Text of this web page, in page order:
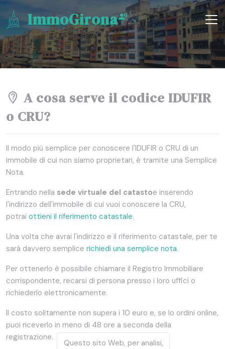
ImmoGirona
A cosa serve il codice IDUFIR
o CRU?
Il modo più semplice per conoscere l'IDUFIR o CRU di un
immobile di cui non siamo proprietari, è tramite una Semplice
Nota.
Entrando nella sede virtuale del catastoe inserendo
l'indirizzo dell'immobile di cui vuoi conoscere la CRU,
potrai ottieni il riferimento catastale.
Una volta che avrai l'indirizzo e il riferimento catastale, per te
sarà davvero semplice richiedi una semplice nota.
Per ottenerlo è possibile chiamare il Registro Immobiliare
corrispondente, recarsi di persona presso i loro uffici o
richiederlo elettronicamente.
Il costo solitamente non supera i 10 euro e, se lo ordini online,
puoi riceverlo in meno di 48 ore a seconda della
registrazione.
Questo sito Web, per analisi,